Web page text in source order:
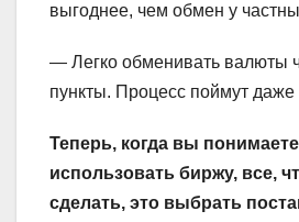
выгоднее, чем обмен у
— Легко обменивать валюты
пункты. Процесс поймут даже
Теперь, когда вы
использовать биржу, все,
сделать, это выбрать